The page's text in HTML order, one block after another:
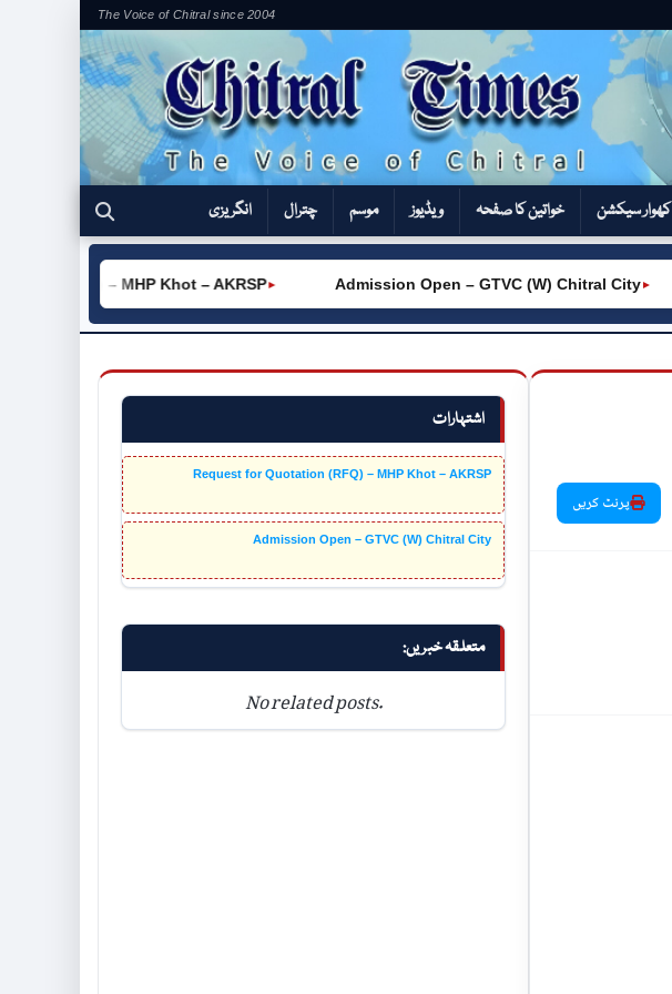
The Voice of Chitral since 2004
کھوار سیکشن‎ خواتین کا صفحہ ویڈیوز موسم چترال انگریزی
►
(RFQ) – MHP Khot – AKRSP ►
Admission Open – GTVC (W) Chitral City
اشتہارات
Request for Quotation (RFQ) – MHP Khot – AKRSP
Admission Open – GTVC (W) Chitral City
متعلقہ خبریں:
No related posts.
پرنٹ کریں